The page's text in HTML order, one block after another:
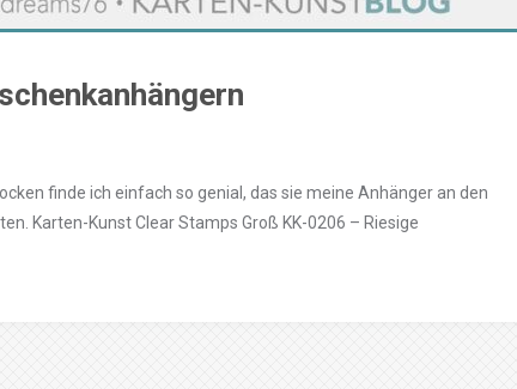
finde ich einfach so genial, das sie meine Anhänger an den
Karten-Kunst Clear Stamps Groß KK-0206 – Riesige